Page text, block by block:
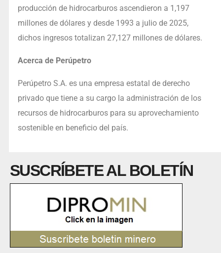
producción de hidrocarburos ascendieron a 1,197
millones de dólares y desde 1993 a julio de 2025,
dichos ingresos totalizan 27,127 millones de dólares.
Acerca de Perúpetro
Perúpetro S.A. es una empresa estatal de derecho
privado que tiene a su cargo la administración de los
recursos de hidrocarburos para su aprovechamiento
sostenible en beneficio del país.
SUSCRÍBETE AL BOLETÍN